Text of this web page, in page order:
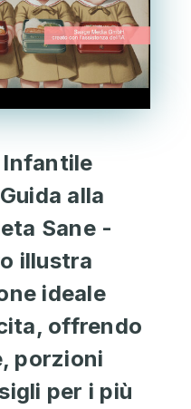
alla
Sane -
illustra
ideale
offrendo
porzioni
per i più